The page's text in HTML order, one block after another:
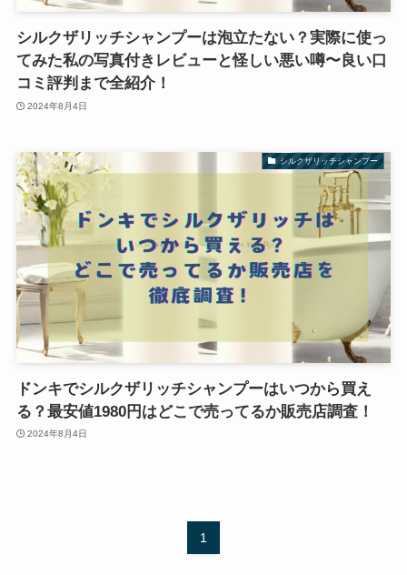
シルクザリッチシャンプーは泡立たない？実際に使っ
てみた私の写真付きレビューと怪しい悪い噂〜良い口
コミ評判まで全紹介！
2024年8月4日
シルクザリッチシャンプー
ドンキでシルクザリッチシャンプーはいつから買え
る？最安値1980円はどこで売ってるか販売店調査！
2024年8月4日
1